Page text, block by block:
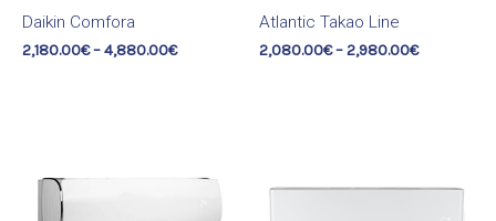
Daikin Comfora
2,180.00€–4,880.00€
Atlantic Takao Line
2,080.00€–2,980.00€